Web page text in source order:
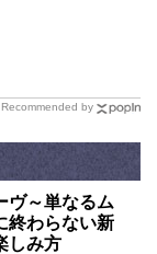
Recommended by
ヴ～単なるム
終わらない新
しみ方